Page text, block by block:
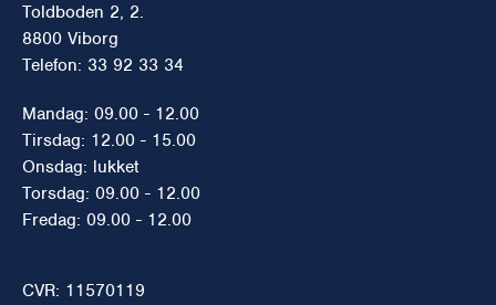
Toldboden 2, 2.
8800 Viborg
Telefon: 33 92 33 34
Mandag: 09.00 - 12.00
Tirsdag: 12.00 - 15.00
Onsdag: lukket
Torsdag: 09.00 - 12.00
Fredag: 09.00 - 12.00
CVR: 11570119